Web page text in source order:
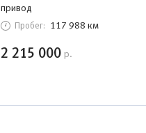
привод
Пробег: 117 988 км
2 215 000 р.